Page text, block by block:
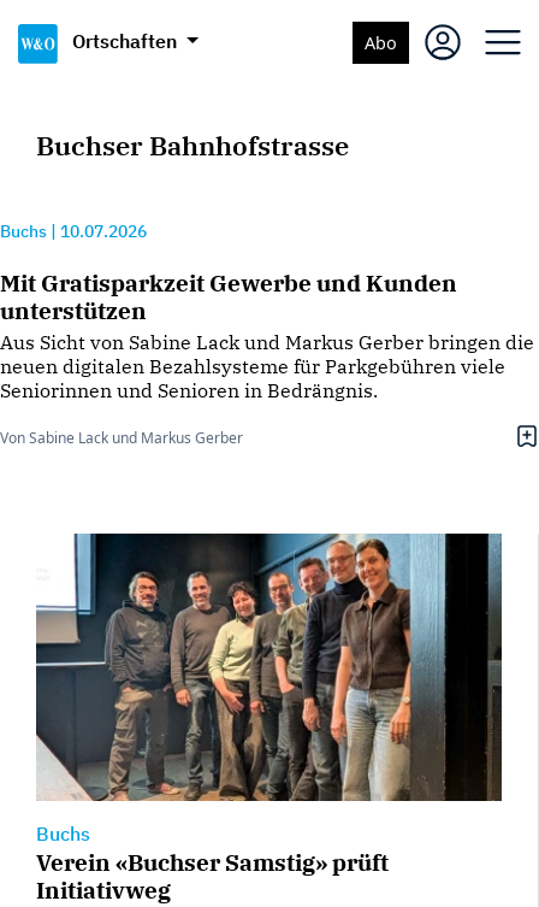
Ortschaften Abo
Buchser Bahnhofstrasse
Buchs | 10.07.2026
Mit Gratisparkzeit Gewerbe und Kunden
unterstützen
Aus Sicht von Sabine Lack und Markus Gerber bringen die
neuen digitalen Bezahlsysteme für Parkgebühren viele
Seniorinnen und Senioren in Bedrängnis.
Von Sabine Lack und Markus Gerber
Buchs
Verein «Buchser Samstig» prüft
Initiativweg